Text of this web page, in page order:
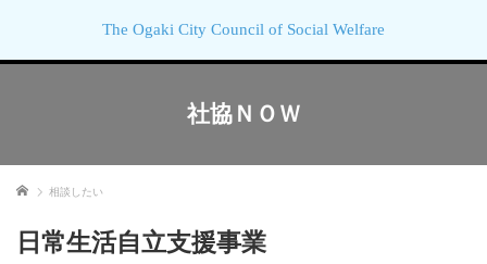
The Ogaki City Council of Social Welfare
社協ＮＯＷ
ホーム 相談したい
日常生活自立支援事業